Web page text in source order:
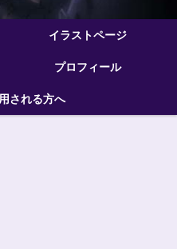
イラストページ
プロフィール
される方へ